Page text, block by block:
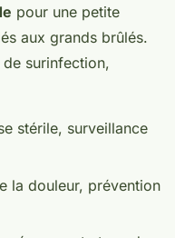
pour une petite
aux grands brûlés.
surinfection,
stérile, surveillance
la douleur, prévention